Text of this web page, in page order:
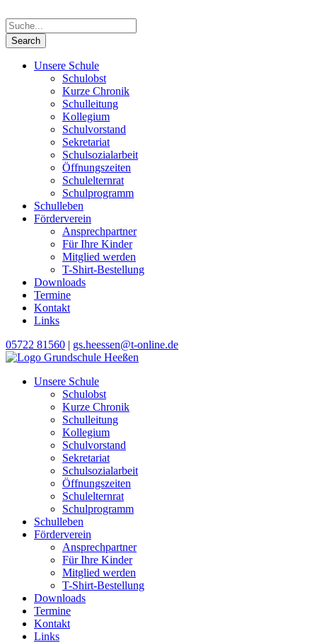
Unsere Schule
Schulobst
Kurze Chronik
Schulleitung
Kollegium
Schulvorstand
Sekretariat
Schulsozialarbeit
Öffnungszeiten
Schulelternrat
Schulprogramm
Schulleben
Förderverein
Ansprechpartner
Für Ihre Kinder
Mitglied werden
T-Shirt-Bestellung
Downloads
Termine
Kontakt
Links
05722 81560 | gs.heessen@t-online.de
Unsere Schule
Schulobst
Kurze Chronik
Schulleitung
Kollegium
Schulvorstand
Sekretariat
Schulsozialarbeit
Öffnungszeiten
Schulelternrat
Schulprogramm
Schulleben
Förderverein
Ansprechpartner
Für Ihre Kinder
Mitglied werden
T-Shirt-Bestellung
Downloads
Termine
Kontakt
Links